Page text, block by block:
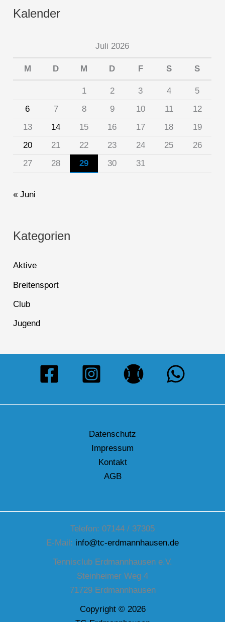
Kalender
Juli 2026
M D M D F S S
1 2 3 4
5
6
7 8 9 10 11
12
13
14 15 16 17 18
19
20
21 22 23 24 25
26
27
28 29 30 31
« Juni
Kategorien
Aktive
Breitensport
Club
Jugend
Datenschutz
Impressum
Kontakt
AGB
Telefon: 07144 / 37305
E-Mail: info@tc-erdmannhausen.de
Tennisclub Erdmannhausen e.V.
Steinheimer Weg 4
71729 Erdmannhausen
Copyright © 2026